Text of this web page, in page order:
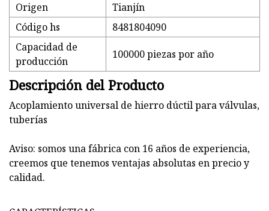
Origen
Tianjín
Código hs
8481804090
Capacidad de
producción
100000 piezas por año
Descripción del Producto
Acoplamiento universal de hierro dúctil para válvulas,
tuberías
Aviso: somos una fábrica con 16 años de experiencia,
creemos que tenemos ventajas absolutas en precio y
calidad.